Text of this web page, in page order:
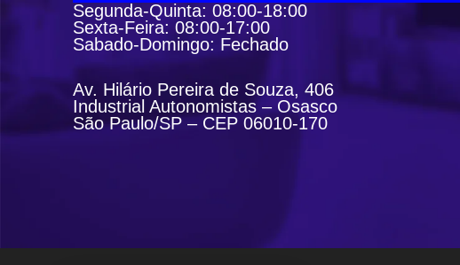
Segunda-Quinta: 08:00-18:00
Sexta-Feira: 08:00-17:00
Sabado-Domingo: Fechado
Av. Hilário Pereira de Souza, 406
Industrial Autonomistas – Osasco
São Paulo/SP – CEP 06010-170